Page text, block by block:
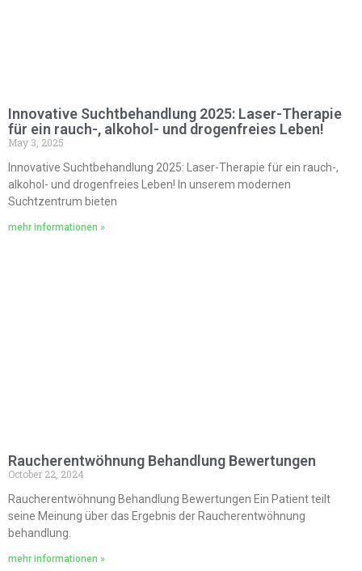
Innovative Suchtbehandlung 2025: Laser-Therapie
für ein rauch-, alkohol- und drogenfreies Leben!
May 3, 2025
Innovative Suchtbehandlung 2025: Laser-Therapie für ein rauch-,
alkohol- und drogenfreies Leben! In unserem modernen
Suchtzentrum bieten
mehr informationen »
Raucherentwöhnung Behandlung Bewertungen
October 22, 2024
Raucherentwöhnung Behandlung Bewertungen Ein Patient teilt
seine Meinung über das Ergebnis der Raucherentwöhnung
behandlung.
mehr informationen »